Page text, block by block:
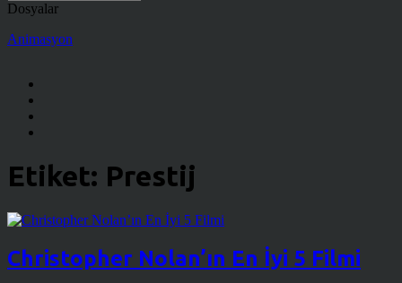
Dosyalar
Animasyon
Etiket: Prestij
Christopher Nolan’ın En İyi 5 Filmi